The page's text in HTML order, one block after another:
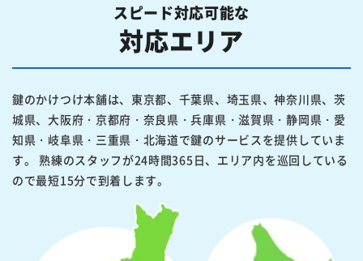
スピード対応可能な
対応エリア
鍵のかけつけ本舗は、東京都、千葉県、埼玉県、神奈川県、茨
城県、大阪府・京都府・奈良県・兵庫県・滋賀県・静岡県・愛
知県・岐阜県・三重県・北海道で鍵のサービスを提供していま
す。 熟練のスタッフが24時間365日、エリア内を巡回している
ので最短15分で到着します。